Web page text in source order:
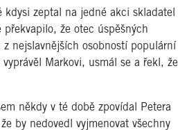
kdysi zeptal na jedné akci skladatel
že otec úspěšných
nejslavnějších osobností populární
Markovi, usmál se a řekl, že
někdy v té době zpovídal Petera
by nedovedl vyjmenovat všechny